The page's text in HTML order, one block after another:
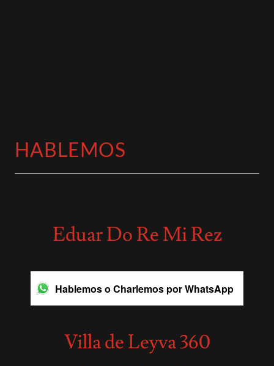
HABLEMOS
Eduar Do Re Mi Rez
Hablemos o Charlemos por WhatsApp
Villa de Leyva 360